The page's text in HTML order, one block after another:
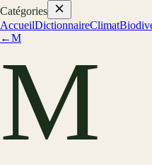
Catégories
AccueilDictionnaireClimat
←M
M